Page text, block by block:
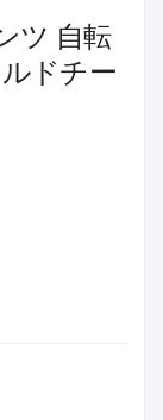
ツ 自転
ドチー